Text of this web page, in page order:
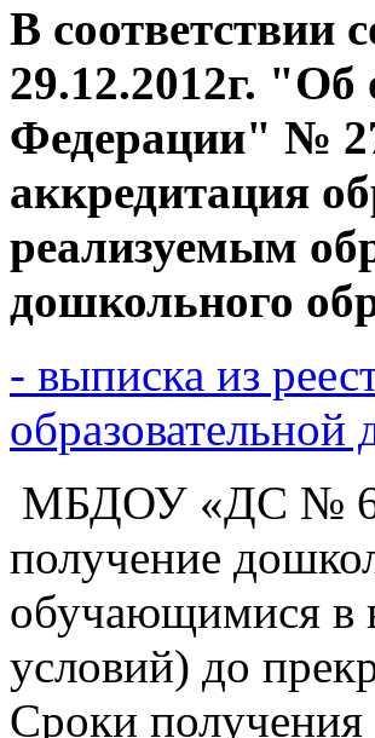
В соответствии
29.12.2012г. "Об
Федерации" №
аккредитация
реализуемым
дошкольного
- выписка из
образовательной
МБДОУ «ДС № 66
получение
обучающимися в
условий) до
Сроки получения